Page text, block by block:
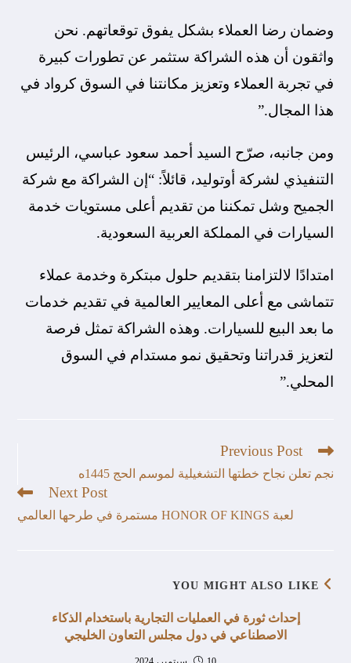
وضمان رضا العملاء بشكل يفوق توقعاتهم. نحن
واثقون أن هذه الشراكة ستثمر عن تطورات كبيرة
في تجربة العملاء وتعزيز مكانتنا في السوق كرواد في
هذا المجال.”
ومن جانبه، صرّح السيد أحمد سعود عباسي، الرئيس
التنفيذي لشركة أوتوليد، قائلاً: “إن الشراكة مع شركة
الجميح وشل تمكننا من تقديم أعلى مستويات خدمة
السيارات في المملكة العربية السعودية.
امتدادًا لالتزامنا بتقديم حلول مبتكرة وخدمة عملاء
تتماشى مع أعلى المعايير العالمية في تقديم خدمات
ما بعد البيع للسيارات. وهذه الشراكة تمثل فرصة
لتعزيز قدراتنا وتحقيق نمو مستدام في السوق
المحلي.”
Previous Post
نجم تعلن نجاح خطتها التشغيلية لموسم الحج 1445ه
Next Post
لعبة HONOR OF KINGS مستمرة في طرحها العالمي
YOU MIGHT ALSO LIKE
إحداث ثورة في العمليات التجارية باستخدام الذكاء
الاصطناعي في دول مجلس التعاون الخليجي